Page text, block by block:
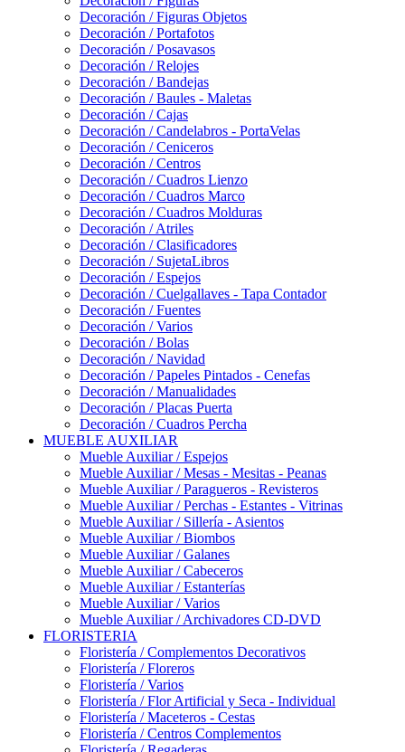
Decoración / Figuras Objetos
Decoración / Portafotos
Decoración / Posavasos
Decoración / Relojes
Decoración / Bandejas
Decoración / Baules - Maletas
Decoración / Cajas
Decoración / Candelabros - PortaVelas
Decoración / Ceniceros
Decoración / Centros
Decoración / Cuadros Lienzo
Decoración / Cuadros Marco
Decoración / Cuadros Molduras
Decoración / Atriles
Decoración / Clasificadores
Decoración / SujetaLibros
Decoración / Espejos
Decoración / Cuelgallaves - Tapa Contador
Decoración / Fuentes
Decoración / Varios
Decoración / Bolas
Decoración / Navidad
Decoración / Papeles Pintados - Cenefas
Decoración / Manualidades
Decoración / Placas Puerta
Decoración / Cuadros Percha
MUEBLE AUXILIAR
Mueble Auxiliar / Espejos
Mueble Auxiliar / Mesas - Mesitas - Peanas
Mueble Auxiliar / Paragueros - Revisteros
Mueble Auxiliar / Perchas - Estantes - Vitrinas
Mueble Auxiliar / Sillería - Asientos
Mueble Auxiliar / Biombos
Mueble Auxiliar / Galanes
Mueble Auxiliar / Cabeceros
Mueble Auxiliar / Estanterías
Mueble Auxiliar / Varios
Mueble Auxiliar / Archivadores CD-DVD
FLORISTERIA
Floristería / Complementos Decorativos
Floristería / Floreros
Floristería / Varios
Floristería / Flor Artificial y Seca - Individual
Floristería / Maceteros - Cestas
Floristería / Centros Complementos